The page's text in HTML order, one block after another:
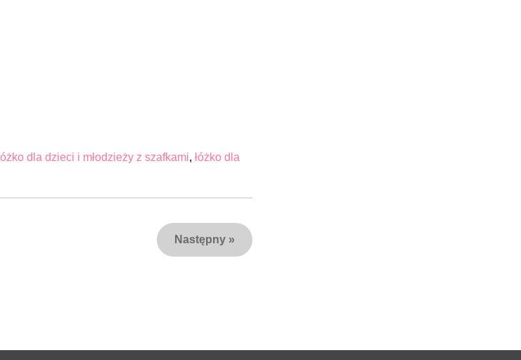
dla dzieci i młodzieży z szafkami, łóżko dla
Następny »